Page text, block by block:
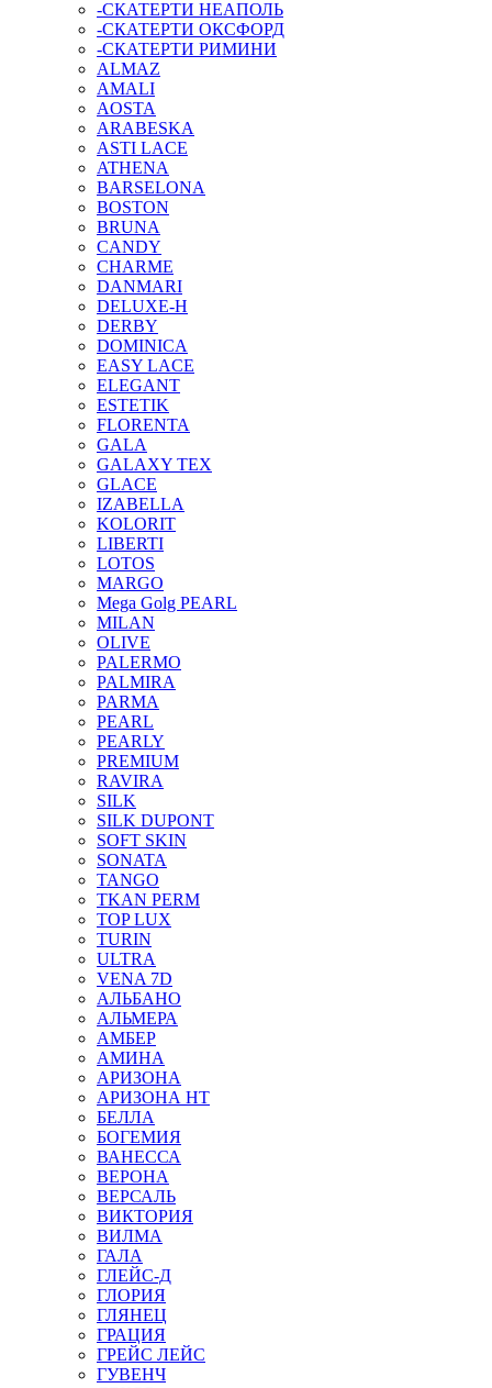
-СКАТЕРТИ НЕАПОЛЬ
-СКАТЕРТИ ОКСФОРД
-СКАТЕРТИ РИМИНИ
ALMAZ
AMALI
AOSTA
ARABESKA
ASTI LACE
ATHENA
BARSELONA
BOSTON
BRUNA
CANDY
CHARME
DANMARI
DELUXE-H
DERBY
DOMINICA
EASY LACE
ELEGANT
ESTETIK
FLORENTA
GALA
GALAXY TEX
GLACE
IZABELLA
KOLORIT
LIBERTI
LOTOS
MARGO
Mega Golg PEARL
MILAN
OLIVE
PALERMO
PALMIRA
PARMA
PEARL
PEARLY
PREMIUM
RAVIRA
SILK
SILK DUPONT
SOFT SKIN
SONATA
TANGO
TKAN PERM
TOP LUX
TURIN
ULTRA
VENA 7D
АЛЬБАНО
АЛЬМЕРА
АМБЕР
АМИНА
АРИЗОНА
АРИЗОНА НТ
БЕЛЛА
БОГЕМИЯ
ВАНЕССА
ВЕРОНА
ВЕРСАЛЬ
ВИКТОРИЯ
ВИЛМА
ГАЛА
ГЛЕЙС-Д
ГЛОРИЯ
ГЛЯНЕЦ
ГРАЦИЯ
ГРЕЙС ЛЕЙС
ГУВЕНЧ